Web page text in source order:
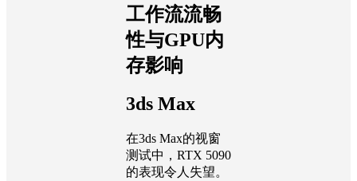
工作流流畅
性与GPU内
存影响
3ds Max
在3ds Max的视窗
测试中，RTX 5090
的表现令人失望。